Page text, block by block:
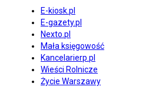
E-kiosk.pl
E-gazety.pl
Nexto.pl
Mała księgowość
Kancelarierp.pl
Wieści Rolnicze
Życie Warszawy